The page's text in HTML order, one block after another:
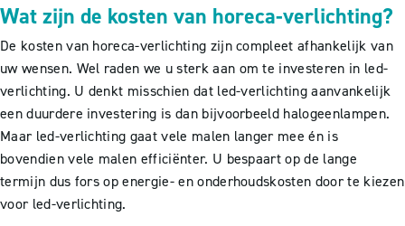
Wat zijn de kosten van horeca-verlichting?
De kosten van horeca-verlichting zijn compleet afhankelijk van
uw wensen. Wel raden we u sterk aan om te investeren in led-
verlichting. U denkt misschien dat led-verlichting aanvankelijk
een duurdere investering is dan bijvoorbeeld halogeenlampen.
Maar led-verlichting gaat vele malen langer mee én is
bovendien vele malen efficiënter. U bespaart op de lange
termijn dus fors op energie- en onderhoudskosten door te kiezen
voor led-verlichting.